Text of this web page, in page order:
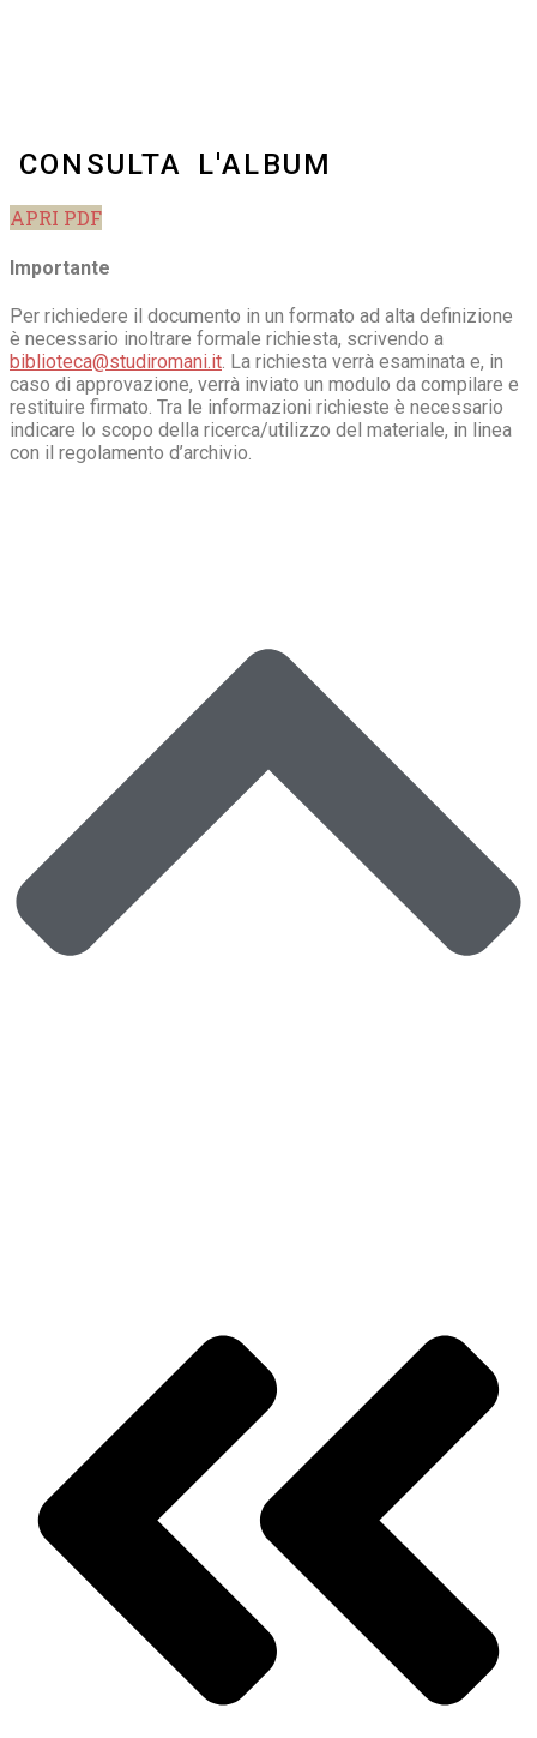
CONSULTA L'ALBUM
APRI PDF
Importante
Per richiedere il documento in un formato ad alta definizione
è necessario inoltrare formale richiesta, scrivendo a
biblioteca@studiromani.it. La richiesta verrà esaminata e, in
caso di approvazione, verrà inviato un modulo da compilare e
restituire firmato. Tra le informazioni richieste è necessario
indicare lo scopo della ricerca/utilizzo del materiale, in linea
con il regolamento d’archivio.